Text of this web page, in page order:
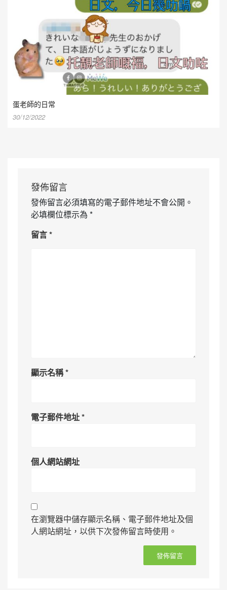
蛋老師的日常
30/12/2022
發佈留言
發佈留言必須填寫的電子郵件地址不會公開。
必填欄位標示為 *
留言*
顯示名稱*
電子郵件地址*
個人網站網址
在瀏覽器中儲存顯示名稱、電子郵件地址及個
人網站網址，以供下次發佈留言時使用。